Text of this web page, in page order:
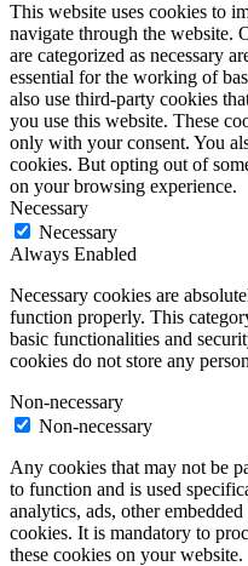
This website uses cookies to
navigate through the website.
are categorized as necessary
essential for the working of
also use third-party cookies
you use this website. These
only with your consent. You
cookies. But opting out of
on your browsing experience.
Necessary
Necessary
Always Enabled
Necessary cookies are
function properly. This
basic functionalities and
cookies do not store any
Non-necessary
Non-necessary
Any cookies that may not be
to function and is used
analytics, ads, other
cookies. It is mandatory to
these cookies on your website.